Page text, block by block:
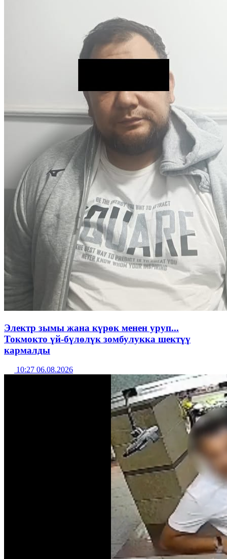
Электр зымы жана күрөк менен уруп...
Токмокто үй-бүлөлүк зомбулукка шектүү
кармалды
10:27 06.08.2026